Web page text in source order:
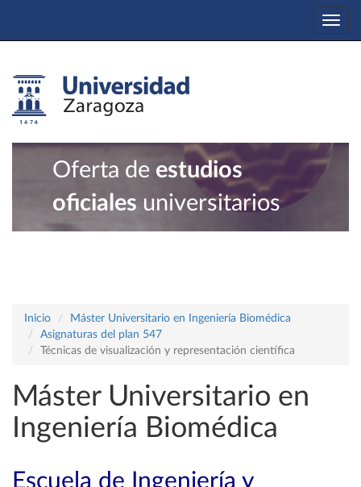
Oferta de estudios
oficiales universitarios
Inicio
Máster Universitario en Ingeniería Biomédica
Asignaturas del plan 547
Técnicas de visualización y representación científica
Máster Universitario en
Ingeniería Biomédica
Escuela de Ingeniería y